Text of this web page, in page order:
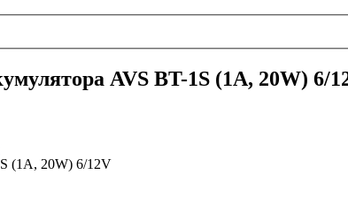
AVS BT-1S (1A, 20W) 6/
(1A, 20W) 6/12V